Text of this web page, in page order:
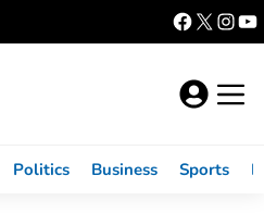
Politics Business Sports